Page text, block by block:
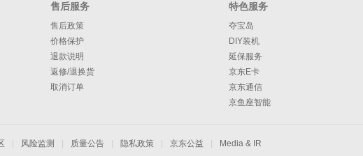
售后服务
售后政策
价格保护
退款说明
返修/退换货
取消订单
特色服务
夺宝岛
DIY装机
延保服务
京东E卡
京东通信
京鱼座智能
风险监测 质量公告 隐私政策 京东公益 Media & IR